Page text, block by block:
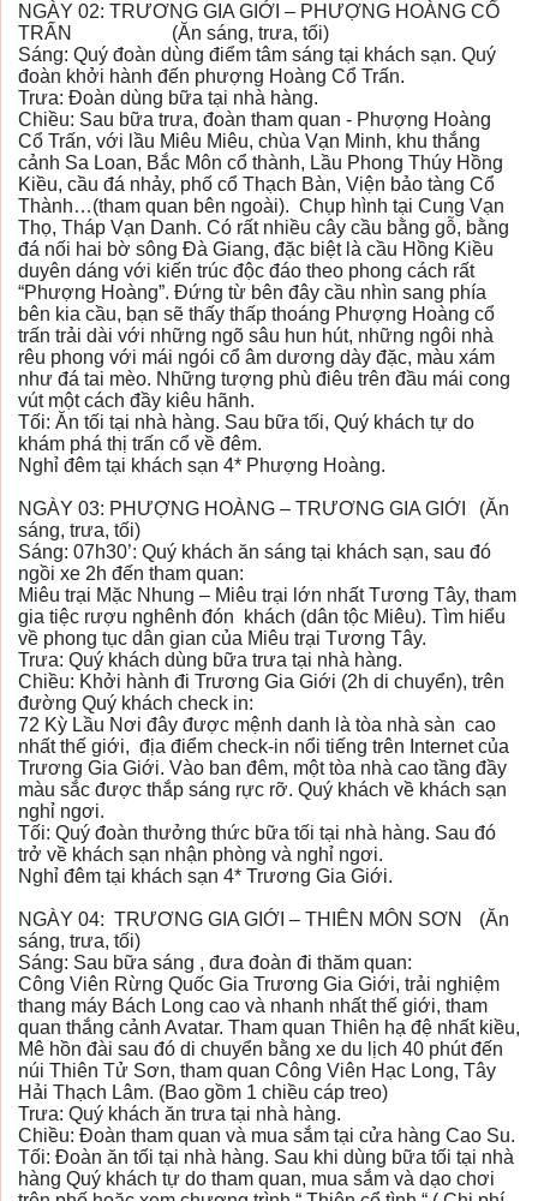
NGÀY 02: TRƯƠNG GIA GIỚI – PHƯỢNG HOÀNG CỔ
TRẤN
(Ăn sáng, trưa, tối)
Sáng: Quý đoàn dùng điểm tâm sáng tại khách sạn. Quý
đoàn khởi hành đến phượng Hoàng Cổ Trấn.
Trưa: Đoàn dùng bữa tại nhà hàng.
Chiều: Sau bữa trưa, đoàn tham quan - Phượng Hoàng
Cổ Trấn, với lầu Miêu Miêu, chùa Vạn Minh, khu thắng
cảnh Sa Loan, Bắc Môn cổ thành, Lầu Phong Thúy Hồng
Kiều, cầu đá nhảy, phố cổ Thạch Bàn, Viện bảo tàng Cổ
Thành…(tham quan bên ngoài). Chụp hình tại Cung Vạn
Thọ, Tháp Vạn Danh. Có rất nhiều cây cầu bằng gỗ, bằng
đá nối hai bờ sông Đà Giang, đặc biệt là cầu Hồng Kiều
duyên dáng với kiến trúc độc đáo theo phong cách rất
“Phượng Hoàng”. Đứng từ bên đây cầu nhìn sang phía
bên kia cầu, bạn sẽ thấy thấp thoáng Phượng Hoàng cổ
trấn trải dài với những ngõ sâu hun hút, những ngôi nhà
rêu phong với mái ngói cổ âm dương dày đặc, màu xám
như đá tai mèo. Những tượng phù điêu trên đầu mái cong
vút một cách đầy kiêu hãnh.
Tối: Ăn tối tại nhà hàng. Sau bữa tối, Quý khách tự do
khám phá thị trấn cổ về đêm.
Nghỉ đêm tại khách sạn 4* Phượng Hoàng.
NGÀY 03: PHƯỢNG HOÀNG – TRƯƠNG GIA GIỚI
(Ăn
sáng, trưa, tối)
Sáng: 07h30’: Quý khách ăn sáng tại khách sạn, sau đó
ngồi xe 2h đến tham quan:
Miêu trại Mặc Nhung – Miêu trại lớn nhất Tương Tây, tham
gia tiệc rượu nghênh đón khách (dân tộc Miêu). Tìm hiểu
về phong tục dân gian của Miêu trại Tương Tây.
Trưa: Quý khách dùng bữa trưa tại nhà hàng.
Chiều: Khởi hành đi Trương Gia Giới (2h di chuyển), trên
đường Quý khách check in:
72 Kỳ Lầu Nơi đây được mệnh danh là tòa nhà sàn cao
nhất thế giới, địa điểm check-in nổi tiếng trên Internet của
Trương Gia Giới. Vào ban đêm, một tòa nhà cao tầng đầy
màu sắc được thắp sáng rực rỡ. Quý khách về khách sạn
nghỉ ngơi.
Tối: Quý đoàn thưởng thức bữa tối tại nhà hàng. Sau đó
trở về khách sạn nhận phòng và nghỉ ngơi.
Nghỉ đêm tại khách sạn 4* Trương Gia Giới.
NGÀY 04: TRƯƠNG GIA GIỚI – THIÊN MÔN SƠN
(Ăn
sáng, trưa, tối)
Sáng: Sau bữa sáng , đưa đoàn đi thăm quan:
Công Viên Rừng Quốc Gia Trương Gia Giới, trải nghiệm
thang máy Bách Long cao và nhanh nhất thế giới, tham
quan thắng cảnh Avatar. Tham quan Thiên hạ đệ nhất kiều,
Mê hồn đài sau đó di chuyển bằng xe du lịch 40 phút đến
núi Thiên Tử Sơn, tham quan Công Viên Hạc Long, Tây
Hải Thạch Lâm. (Bao gồm 1 chiều cáp treo)
Trưa: Quý khách ăn trưa tại nhà hàng.
Chiều: Đoàn tham quan và mua sắm tại cửa hàng Cao Su.
Tối: Đoàn ăn tối tại nhà hàng. Sau khi dùng bữa tối tại nhà
hàng Quý khách tự do tham quan, mua sắm và dạo chơi